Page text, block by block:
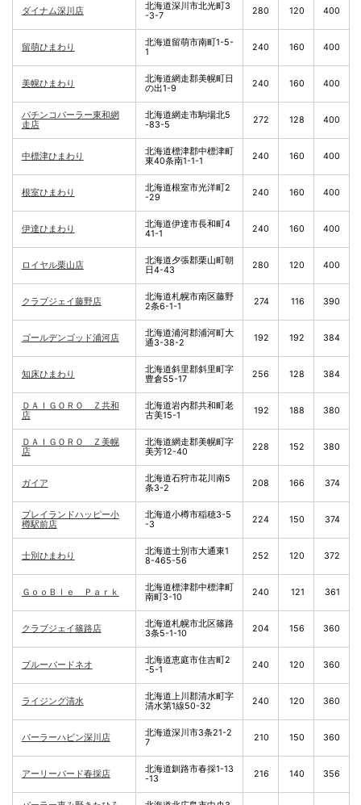
ダイナム深川店
北海道深川市北光町3
-3-7
280 120 400
留萌ひまわり
北海道留萌市南町1-5-
1
240 160 400
美幌ひまわり
北海道網走郡美幌町日
の出1-9
240 160 400
パチンコパーラー東和網
走店
北海道網走市駒場北5
-83-5
272 128 400
中標津ひまわり
北海道標津郡中標津町
東40条南1-1-1
240 160 400
根室ひまわり
北海道根室市光洋町2
-29
240 160 400
伊達ひまわり
北海道伊達市長和町4
41-1
240 160 400
ロイヤル栗山店
北海道夕張郡栗山町朝
日4-43
280 120 400
クラブジェイ藤野店
北海道札幌市南区藤野
2条6-1-1
274 116 390
ゴールデンゴッド浦河店
北海道浦河郡浦河町大
通3-38-2
192 192 384
知床ひまわり
北海道斜里郡斜里町字
豊倉55-17
256 128 384
ＤＡＩＧＯＲＯ Ｚ共和
店
北海道岩内郡共和町老
古美15-1
192 188 380
ＤＡＩＧＯＲＯ Ｚ美幌
店
北海道網走郡美幌町字
美芳12-40
228 152 380
ガイア
北海道石狩市花川南5
条3-2
208 166 374
プレイランドハッピー小
樽駅前店
北海道小樽市稲穂3-5
-3
224 150 374
士別ひまわり
北海道士別市大通東1
8-465-56
252 120 372
ＧｏｏＢｌｅ Ｐａｒｋ
北海道標津郡中標津町
南町3-10
240 121 361
クラブジェイ篠路店
北海道札幌市北区篠路
3条5-1-10
204 156 360
ブルーバードネオ
北海道恵庭市住吉町2
-5-1
240 120 360
ライジング清水
北海道上川郡清水町字
清水第1線50-32
240 120 360
パーラーハビン深川店
北海道深川市3条21-2
7
210 150 360
アーリーバード春採店
北海道釧路市春採1-13
-13
216 140 356